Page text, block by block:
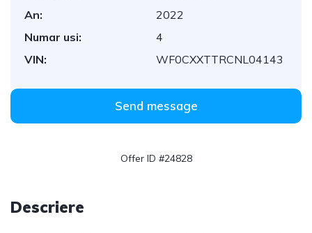
An:
2022
Numar usi:
4
VIN:
WF0CXXTTRCNL04143
Send message
Offer ID #24828
Descriere